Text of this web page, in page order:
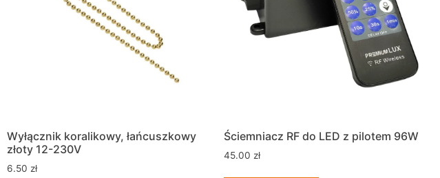
Wyłącznik koralikowy, łańcuszkowy
złoty 12-230V
6.50 zł
Ściemniacz RF do LED z pilotem 96W
45.00 zł